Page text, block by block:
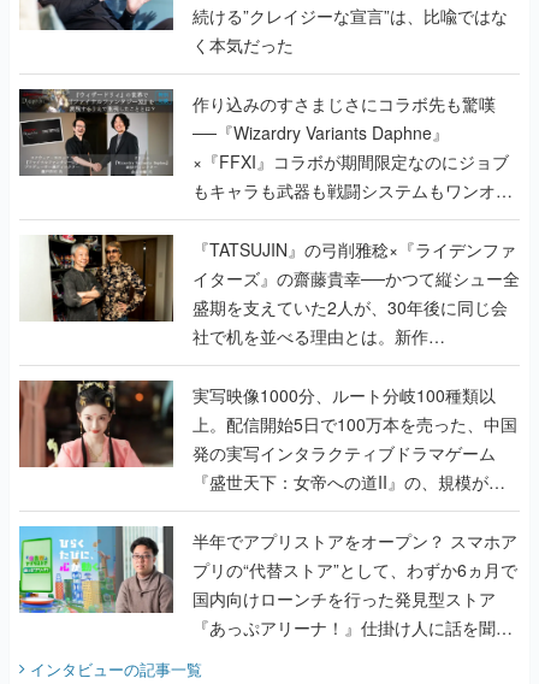
続ける”クレイジーな宣言”は、比喩ではな
く本気だった
作り込みのすさまじさにコラボ先も驚嘆
──『Wizardry Variants Daphne』
×『FFXI』コラボが期間限定なのにジョブ
もキャラも武器も戦闘システムもワンオフ
で作り込まれた理由を両ディレクターに聞
く
『TATSUJIN』の弓削雅稔×『ライデンファ
イターズ』の齋藤貴幸──かつて縦シュー全
盛期を支えていた2人が、30年後に同じ会
社で机を並べる理由とは。新作
『TATSUJIN EXTREME』で初タッグを組
んだレジェンド2人に訊く開発秘話
実写映像1000分、ルート分岐100種類以
上。配信開始5日で100万本を売った、中国
発の実写インタラクティブドラマゲーム
『盛世天下：女帝への道II』の、規模が違
うこだわりをプロデューサーに聞いた
半年でアプリストアをオープン？ スマホア
プリの“代替ストア”として、わずか6ヵ月で
国内向けローンチを行った発見型ストア
『あっぷアリーナ！』仕掛け人に話を聞い
インタビューの記事一覧